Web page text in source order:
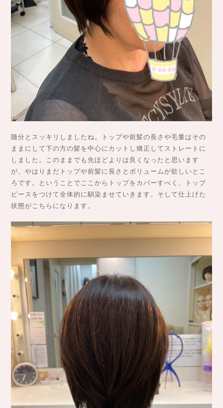
随分とスッキリしましたね。トップや前髪の長さや毛量はその
ままにして下の方の髪を中心にカットし矯正してストレートに
しました。このままでも先ほどよりは良くなったと思います
が、やはりまだトップや前髪に長さとボリュームが欲しいとこ
ろです。ということでここからトップをカバーすべく、トップ
ピースをつけて全体的に馴染ませていきます。そして仕上げた
状態がこちらになります。